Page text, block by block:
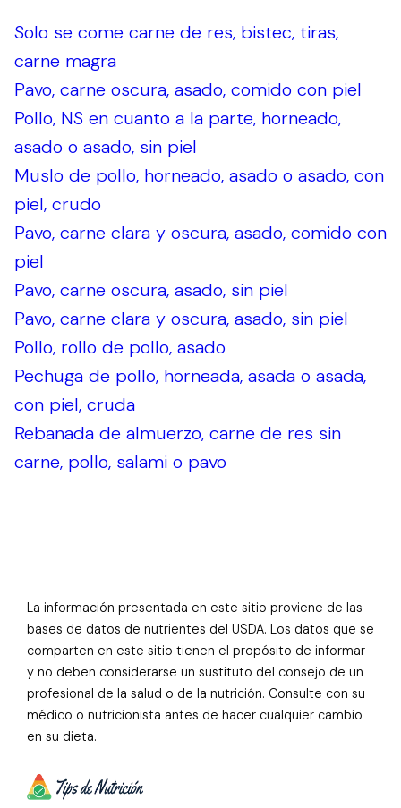
Solo se come carne de res, bistec, tiras,
carne magra
Pavo, carne oscura, asado, comido con piel
Pollo, NS en cuanto a la parte, horneado,
asado o asado, sin piel
Muslo de pollo, horneado, asado o asado, con
piel, crudo
Pavo, carne clara y oscura, asado, comido con
piel
Pavo, carne oscura, asado, sin piel
Pavo, carne clara y oscura, asado, sin piel
Pollo, rollo de pollo, asado
Pechuga de pollo, horneada, asada o asada,
con piel, cruda
Rebanada de almuerzo, carne de res sin
carne, pollo, salami o pavo
La información presentada en este sitio proviene de las
bases de datos de nutrientes del USDA. Los datos que se
comparten en este sitio tienen el propósito de informar
y no deben considerarse un sustituto del consejo de un
profesional de la salud o de la nutrición. Consulte con su
médico o nutricionista antes de hacer cualquier cambio
en su dieta.